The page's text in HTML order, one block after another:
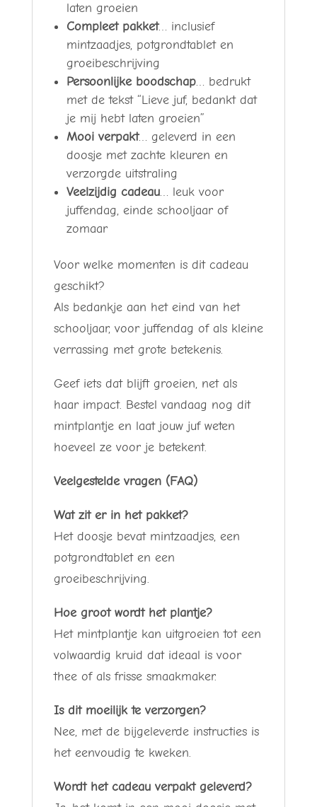
laten groeien
Compleet pakket… inclusief
mintzaadjes, potgrondtablet en
groeibeschrijving
Persoonlijke boodschap… bedrukt
met de tekst “Lieve juf, bedankt dat
je mij hebt laten groeien”
Mooi verpakt… geleverd in een
doosje met zachte kleuren en
verzorgde uitstraling
Veelzijdig cadeau… leuk voor
juffendag, einde schooljaar of
zomaar
Voor welke momenten is dit cadeau
geschikt?
Als bedankje aan het eind van het
schooljaar, voor juffendag of als kleine
verrassing met grote betekenis.
Geef iets dat blijft groeien, net als
haar impact. Bestel vandaag nog dit
mintplantje en laat jouw juf weten
hoeveel ze voor je betekent.
Veelgestelde vragen (FAQ)
Wat zit er in het pakket?
Het doosje bevat mintzaadjes, een
potgrondtablet en een
groeibeschrijving.
Hoe groot wordt het plantje?
Het mintplantje kan uitgroeien tot een
volwaardig kruid dat ideaal is voor
thee of als frisse smaakmaker.
Is dit moeilijk te verzorgen?
Nee, met de bijgeleverde instructies is
het eenvoudig te kweken.
Wordt het cadeau verpakt geleverd?